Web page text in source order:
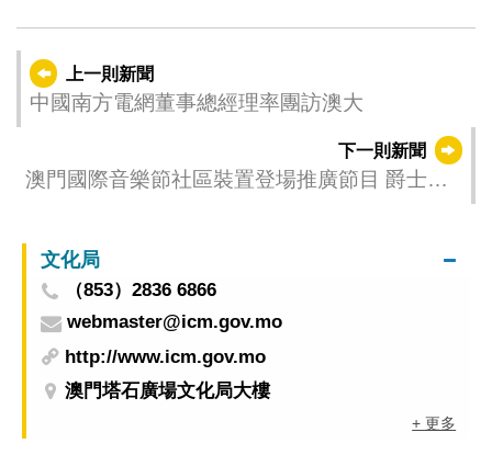
上一則新聞
中國南方電網董事總經理率團訪澳大
下一則新聞
澳門國際音樂節社區裝置登場推廣節目 爵士樂
文化局
（853）2836 6866
webmaster@icm.gov.mo
http://www.icm.gov.mo
澳門塔石廣場文化局大樓
+ 更多